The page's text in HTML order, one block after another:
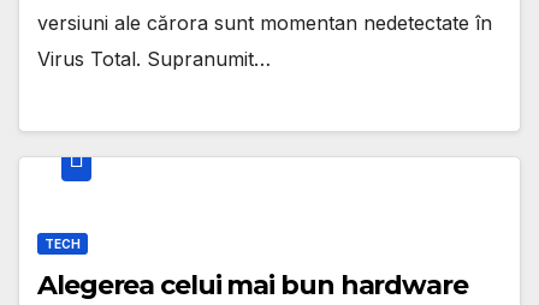
versiuni ale cărora sunt momentan nedetectate în
Virus Total. Supranumit…
TECH
Alegerea celui mai bun hardware